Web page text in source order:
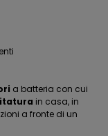
a batteria con cui
in casa, in
a fronte di un